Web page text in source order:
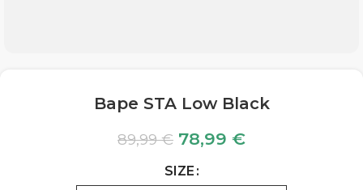
Bape STA Low Black
89,99€ 78,99 €
SIZE